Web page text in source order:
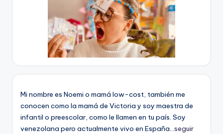
Mi nombre es Noemi o mamá low-cost, también me
conocen como la mamá de Victoria y soy maestra de
infantil o preescolar, como le llamen en tu país. Soy
venezolana pero actualmente vivo en España...seguir